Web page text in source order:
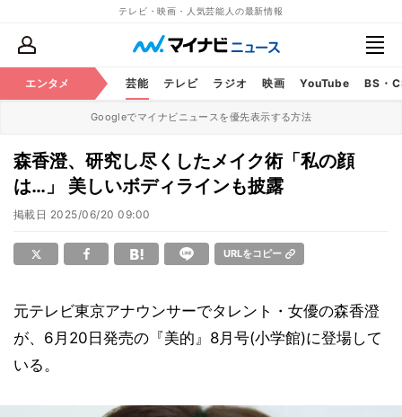
テレビ・映画・人気芸能人の最新情報
エンタメ 芸能 テレビ ラジオ 映画 YouTube BS・
Googleでマイナビニュースを優先表示する方法
森香澄、研究し尽くしたメイク術「私の顔
は…」 美しいボディラインも披露
掲載日 2025/06/20 09:00
URLをコピー
元テレビ東京アナウンサーでタレント・女優の森香澄
が、6月20日発売の『美的』8月号(小学館)に登場して
いる。